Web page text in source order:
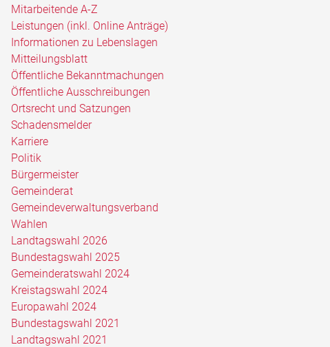
Mitarbeitende A-Z
Leistungen (inkl. Online Anträge)
Informationen zu Lebenslagen
Mitteilungsblatt
Öffentliche Bekanntmachungen
Öffentliche Ausschreibungen
Ortsrecht und Satzungen
Schadensmelder
Karriere
Politik
Bürgermeister
Gemeinderat
Gemeindeverwaltungsverband
Wahlen
Landtagswahl 2026
Bundestagswahl 2025
Gemeinderatswahl 2024
Kreistagswahl 2024
Europawahl 2024
Bundestagswahl 2021
Landtagswahl 2021